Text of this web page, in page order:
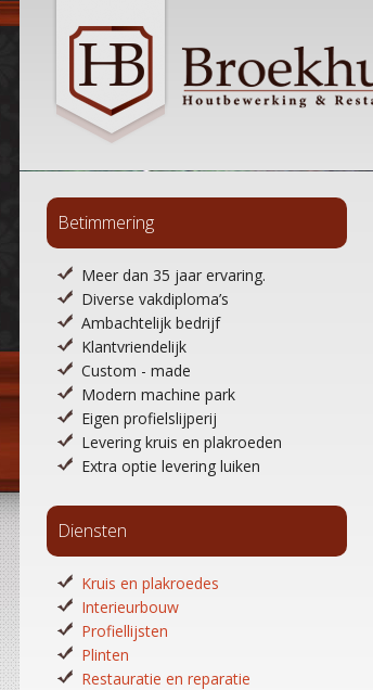
Betimmering
Meer dan 35 jaar ervaring.
Diverse vakdiploma’s
Ambachtelijk bedrijf
Klantvriendelijk
Custom - made
Modern machine park
Eigen profielslijperij
Levering kruis en plakroeden
Extra optie levering luiken
Diensten
Kruis en plakroedes
Interieurbouw
Profiellijsten
Plinten
Restauratie en reparatie